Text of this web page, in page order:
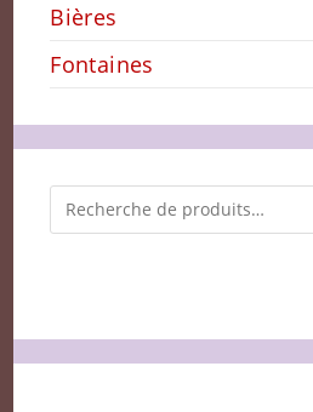
Bières
Fontaines